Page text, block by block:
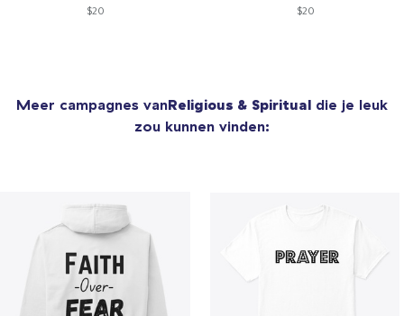
$20 $20
Meer campagnes vanReligious & Spiritual die je leuk
zou kunnen vinden: